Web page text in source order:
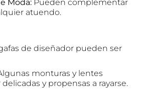
Moda:Pueden complementar
atuendo.
de diseñador pueden ser
monturas y lentes
y propensas a rayarse.